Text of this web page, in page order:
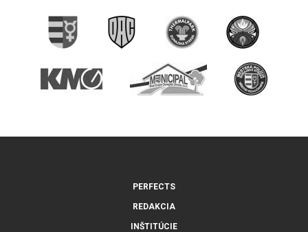
PERFECTS
REDAKCIA
INŠTITÚCIE